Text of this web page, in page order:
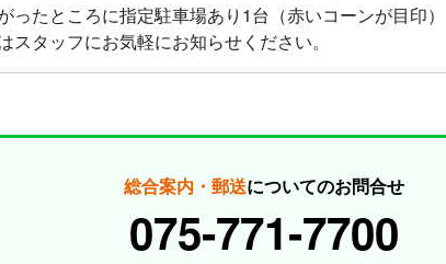
ったところに指定駐車場あり1台（赤いコーンが目印）
スタッフにお気軽にお知らせください。
総合案内・郵送についてのお問合せ
075-771-7700